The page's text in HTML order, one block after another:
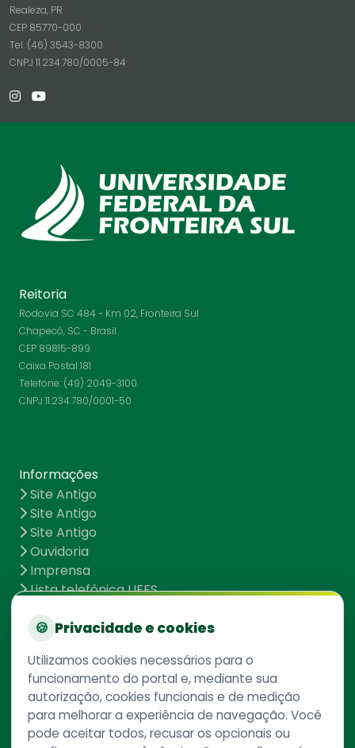
Realeza, PR
CEP 85770-000
Tel. (46) 3543-8300
CNPJ 11.234.780/0005-84
Reitoria
Rodovia SC 484 - Km 02, Fronteira Sul
Chapecó, SC - Brasil
CEP 89815-899
Caixa Postal 181
Telefone: (49) 2049-3100
CNPJ 11.234.780/0001-50
Informações
Site Antigo
Site Antigo
Site Antigo
Ouvidoria
Imprensa
Lista telefônica UFFS
UFFS contra o Aedes
Mapa do site
Redes Sociais
🍪 Privacidade e cookies
Utilizamos cookies necessários para o
funcionamento do portal e, mediante sua
autorização, cookies funcionais e de medição
para melhorar a experiência de navegação. Você
pode aceitar todos, recusar os opcionais ou